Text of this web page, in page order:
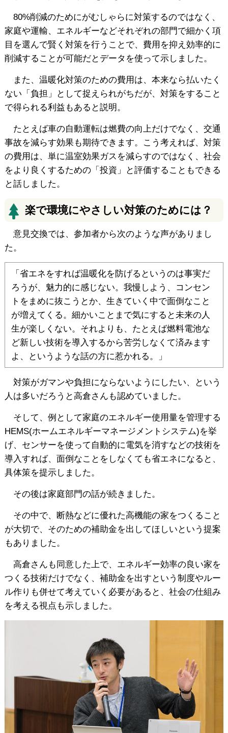
80%削減のためにがむしゃらに対策するのではなく、
家庭や運輸、エネルギーなどそれぞれの部門で細かく項
目を選んで賢く対策を行うことで、費用を抑え効率的に
削減することが可能だとデータを使って示しました。
また、温暖化対策のための費用は、本来なら払いたく
ない「負担」として捉えられがちだが、対策をすること
で得られる利益もあると説明。
たとえば車の自動運転は燃費の向上だけでなく、交通
事故を減らす効果も期待できます。こう考えれば、対策
の費用は、単に温室効果ガスを減らすのではなく、社会
をより良くするための「投資」と評価することもできる
と話しました。
楽で環境にやさしい対策のためには？
意見交換では、参加者から次のような声がありまし
た。
「省エネをすれば温暖化を防げるというのは事実だ
ろうが、魅力的に感じない。我慢しよう、コンセン
トをまめに抜こうとか、生きていく中で面倒なこと
が増えてくる。細かいことまで気にすると未来の人
生が楽しくない。それよりも、たとえば燃料電池な
ど新しい技術を導入するから苦労しなくて済みます
よ、というような話の方に惹かれる。」
対策がガマンや負担にならないようにしたい、という
人は多いだろうと高倉さんも認めていました。
そして、例として家庭のエネルギー使用量を管理する
HEMS(ホームエネルギーマネージメントシステム)を挙
げ、センサーを使って自動的に電気を消すなどの技術を
導入すれば、面倒なことをしなくても省エネになると、
具体策を提示しました。
その後は家庭部門の話が続きました。
その中で、断熱などに優れた高機能の家をつくること
が大切で、そのための補助金を出してほしいという提案
もありました。
高倉さんも同意した上で、エネルギー効率の良い家を
つくる技術だけでなく、補助金を出すという制度やルー
ル作りも併せて考えていく必要があると、社会の仕組み
を考える視点も示しました。